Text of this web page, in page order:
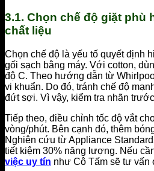
3.1. Chọn chế độ giặt phù
chất liệu
Chọn chế độ là yếu tố quyết định
gối sạch bằng máy. Với cotton,
độ C. Theo hướng dẫn từ
vi khuẩn. Do đó, tránh chế độ
đứt sợi. Vì vậy, kiểm tra nhãn
Tiếp theo, điều chỉnh tốc độ vắt
vòng/phút. Bên cạnh đó, thêm
Nghiên cứu từ Appliance
tiết kiệm 30% năng lượng. Nếu
việc uy tín như Cô Tấm sẽ tư vấn